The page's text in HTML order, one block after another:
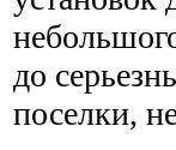
до
поселки,